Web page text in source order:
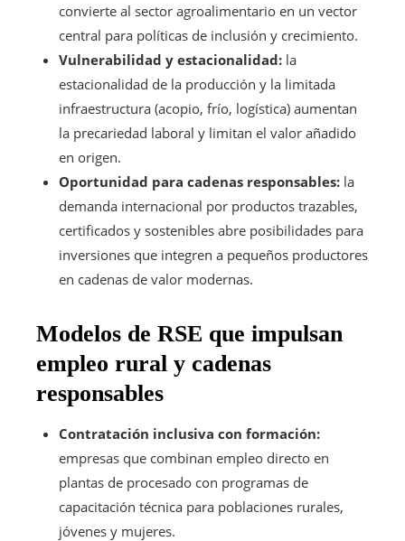
convierte al sector agroalimentario en un vector
central para políticas de inclusión y crecimiento.
Vulnerabilidad y estacionalidad: la
estacionalidad de la producción y la limitada
infraestructura (acopio, frío, logística) aumentan
la precariedad laboral y limitan el valor añadido
en origen.
Oportunidad para cadenas responsables: la
demanda internacional por productos trazables,
certificados y sostenibles abre posibilidades para
inversiones que integren a pequeños productores
en cadenas de valor modernas.
Modelos de RSE que impulsan
empleo rural y cadenas
responsables
Contratación inclusiva con formación:
empresas que combinan empleo directo en
plantas de procesado con programas de
capacitación técnica para poblaciones rurales,
jóvenes y mujeres.